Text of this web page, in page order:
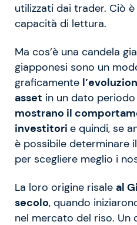
utilizzati dai trader. Ciò
capacità di lettura.
Ma cos’è una candela
giapponesi sono un
graficamente
asset in un dato
mostrano il
investitori e quindi, se
è possibile determinare
per scegliere meglio i
La loro origine risale al
secolo, quando
nel mercato del riso. Un